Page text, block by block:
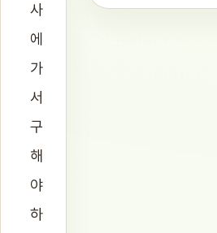
사
에
가
서
구
해
야
하